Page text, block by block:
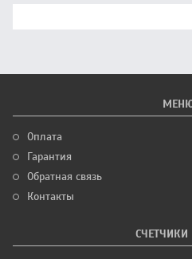
Оплата
Гарантия
Обратная связь
Контакты